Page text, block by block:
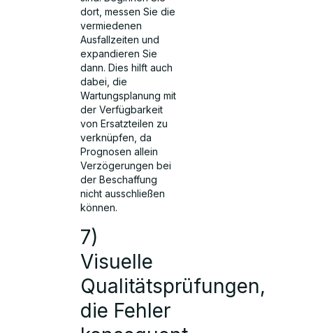
dort, messen Sie die
vermiedenen
Ausfallzeiten und
expandieren Sie
dann. Dies hilft auch
dabei, die
Wartungsplanung mit
der Verfügbarkeit
von Ersatzteilen zu
verknüpfen, da
Prognosen allein
Verzögerungen bei
der Beschaffung
nicht ausschließen
können.
7)
Visuelle
Qualitätsprüfungen,
die Fehler